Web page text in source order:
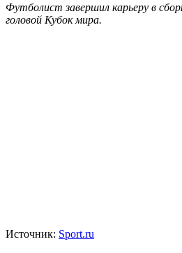
Футболист завершил карьеру в
головой Кубок мира.
Источник: Sport.ru